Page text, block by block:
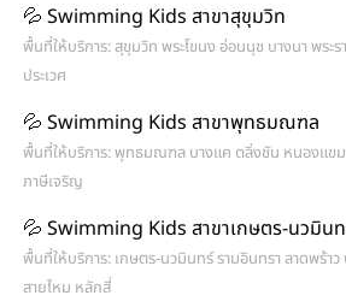
💦 Swimming Kids สาขาสุขุมวิท
พื้นที่ให้บริการ: สุขุมวิท พระโขนง อ่อนนุช บางนา พระ
ประเวศ
💦 Swimming Kids สาขาพุทธมณฑล
พื้นที่ให้บริการ: พุทธมณฑล บางแค ตลิ่งชัน หนองแขม
ภาษีเจริญ
💦 Swimming Kids สาขาเกษตร-นวมิน
พื้นที่ให้บริการ: เกษตร-นวมินทร์ รามอินทรา ลาดพร้าว
สายไหม หลักสี่